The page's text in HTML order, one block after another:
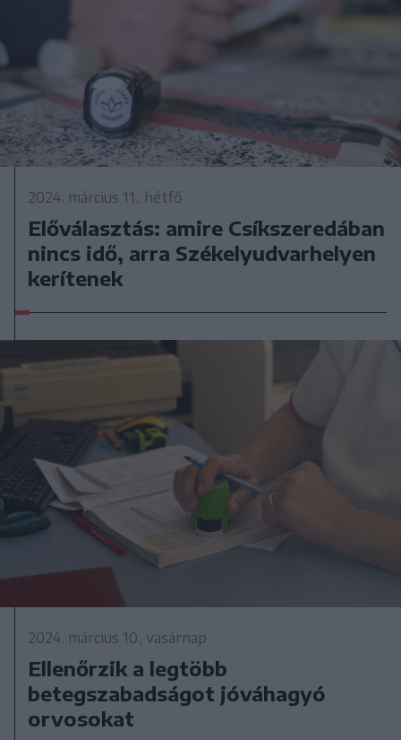
2024. március 11., hétfő
Előválasztás: amire Csíkszeredában
nincs idő, arra Székelyudvarhelyen
kerítenek
2024. március 10., vasárnap
Ellenőrzik a legtöbb
betegszabadságot jóváhagyó
orvosokat